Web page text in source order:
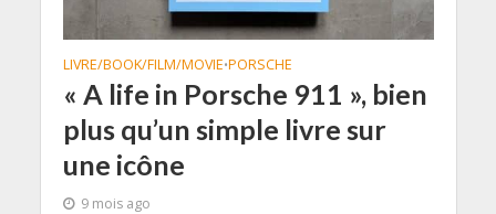
LIVRE/BOOK/FILM/MOVIE•PORSCHE
« A life in Porsche 911 », bien
plus qu’un simple livre sur
une icône
9 mois ago